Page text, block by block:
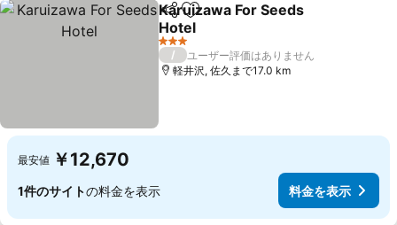
シェアお気に入りに追加
Karuizawa For Seeds
Hotel
料金を表示
3 ホテルのランク
/
ユーザー評価はありません
軽井沢, 佐久まで17.0 km
最安値 ￥12,670
1件のサイトの料金を表示 料金を表示